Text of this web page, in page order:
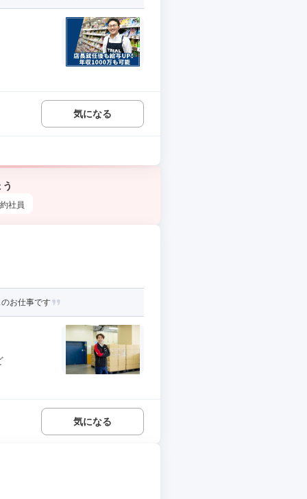
気になる
社員
お仕事です
気になる